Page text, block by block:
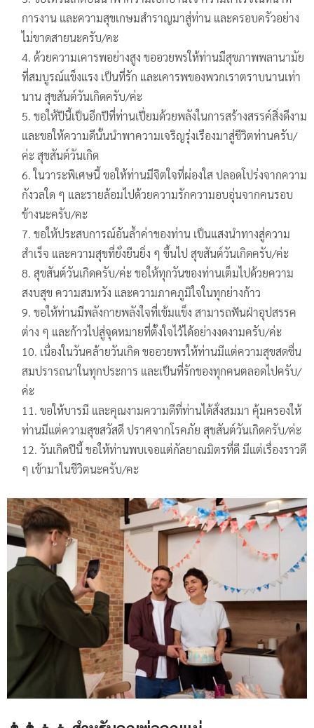
การงาน และความสุขเกษมสำราญมาสู่ท่าน และครอบครัวอย่าง
ไม่ขาดสายนะครับ/คะ
ด้วยความเคารพอย่างสูง ขออวยพรให้ท่านมีสุขภาพพลานามัย
ที่สมบูรณ์แข็งแรง เป็นที่รัก และเคารพของพวกเราตราบนานเท่า
นาน สุขสันต์วันเกิดครับ/ค่ะ
ขอให้ปีนี้เป็นอีกปีที่ท่านเปี่ยมด้วยพลังในการสร้างสรรค์สิ่งดีงาม
และขอให้ความดีนั้นนำพาความเจริญรุ่งเรืองมาสู่ชีวิตท่านครับ/
ค่ะ สุขสันต์วันเกิด
ในวาระพิเศษนี้ ขอให้ท่านมีจิตใจที่ผ่องใส ปลอดโปร่งจากความ
กังวลใด ๆ และรายล้อมไปด้วยความรักความอบอุ่นจากคนรอบ
ข้างนะครับ/คะ
ขอให้ประสบการณ์อันล้ำค่าของท่าน เป็นแสงนำทางสู่ความ
สำเร็จ และความสุขที่ยั่งยืนยิ่ง ๆ ขึ้นไป สุขสันต์วันเกิดครับ/ค่ะ
สุขสันต์วันเกิดครับ/ค่ะ ขอให้ทุกวันของท่านเต็มไปด้วยความ
สงบสุข ความสมหวัง และความภาคภูมิใจในทุกย่างก้าว
ขอให้ท่านมีพลังกายพลังใจที่เข้มแข็ง สามารถฟันฝ่าอุปสรรค
ต่าง ๆ และก้าวไปสู่จุดหมายที่ตั้งใจไว้ได้อย่างงดงามครับ/ค่ะ
เนื่องในวันคล้ายวันเกิด ขออวยพรให้ท่านมีแต่ความสุขสดชื่น
สมปรารถนาในทุกประการ และเป็นที่รักของทุกคนตลอดไปครับ/
ค่ะ
ขอให้บารมี และคุณงามความดีที่ท่านได้สั่งสมมา คุ้มครองให้
ท่านมีแต่ความสุขสวัสดี ปราศจากโรคภัย สุขสันต์วันเกิดครับ/ค่ะ
วันเกิดปีนี้ ขอให้ท่านพบเจอแต่กัลยาณมิตรที่ดี มีแต่เรื่องราวดี
ๆ เข้ามาในชีวิตนะครับ/คะ